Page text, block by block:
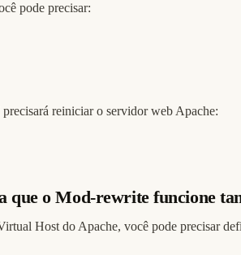
pode precisar:
reiniciar o servidor web Apache:
que o Mod-rewrite funcione
Host do Apache, você pode precisar